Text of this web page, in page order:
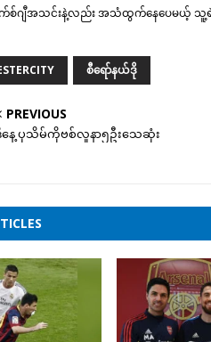
ဂျီအသင်းနဲ့လည်း အသံထွက်နေပေမယ့် သူ့ရဲ့အပ
စီရော်နယ်ဒို
PREVIOUS
နေ့ ပုသိမ်ကိုဗစ်လူနာ၅ဦးသေဆုံး